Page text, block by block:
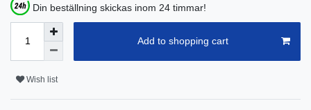
Din beställning skickas inom 24 timmar!
Add to shopping cart
Wish list